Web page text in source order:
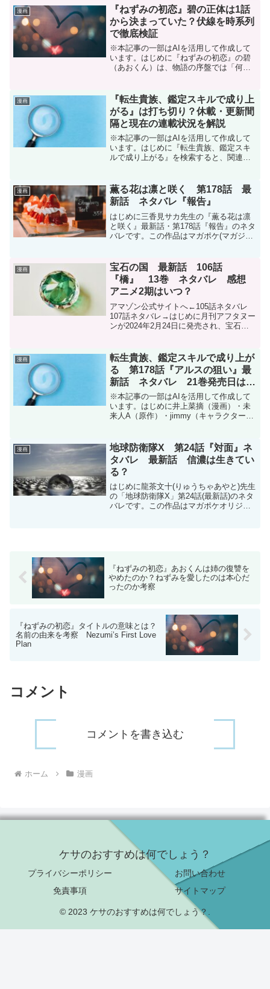
漫画
『ねずみの初恋』碧の正体は1話
から決まっていた？伏線を時系列
で徹底検証
※本記事の一部はAIを活用して作成して
います。はじめに『ねずみの初恋』の碧
（あおくん）は、物語の序盤では「何も
も知らない普通の青年として説明されて
います。ねずみと碧が恋...
漫画
『転生貴族、鑑定スキルで成り上
がる』は打ち切り？休載・更新間
隔と現在の連載状況を解説
※本記事の一部はAIを活用して作成して
います。はじめに『転生貴族、鑑定スキ
ルで成り上がる』を検索すると、関連キ
にも、「最近、更新間隔が空いている気
がする」「物語の勢いが...
漫画
薫る花は凛と咲く 第178話 最
新話 ネタバレ『報告』
はじめに三香見サカ先生の『薫る花は凛
と咲く』最新話・第178話『報告』のネタ
バレです。この作品はマガポケ(マガジン
定です。現在、コミックスは21巻(157話
～1...
漫画
宝石の国 最新話 106話
『橋』 13巻 ネタバレ 感想
アニメ2期はいつ？
アマゾン公式サイトへ←105話ネタバレ
107話ネタバレ→はじめに月刊アフタヌー
ンが2024年2月24日に発売され、宝石の
話のあらすじとネタバレが分かります。
アフ...
漫画
転生貴族、鑑定スキルで成り上が
る 第178話『アルスの狙い』最
新話 ネタバレ 21巻発売日はい
つ？
※本記事の一部はAIを活用して作成して
います。はじめに井上菜摘（漫画）・未
来人A（原作）・jimmy（キャラクター原
人材を増やしていたら、最強領地になっ
てた〜』第17...
漫画
地球防衛隊X 第24話『対面』ネ
タバレ 最新話 信濃は生きてい
る？
はじめに龍茶文十(りゅうちゃあやと)先生
の「地球防衛隊X」第24話(最新話)のネタ
バレです。この作品はマガポケオリジナ
『ねずみの初恋』あおくんは姉の復讐を
やめたのか？ねずみを愛したのは本心だ
ったのか考察
『ねずみの初恋』タイトルの意味とは？
名前の由来を考察 Nezumi’s First Love
Plan
コメント
コメントを書き込む
ホーム 漫画
ケサのおすすめは何でしょう？
プライバシーポリシー
お問い合わせ
免責事項
サイトマップ
© 2023 ケサのおすすめは何でしょう？.